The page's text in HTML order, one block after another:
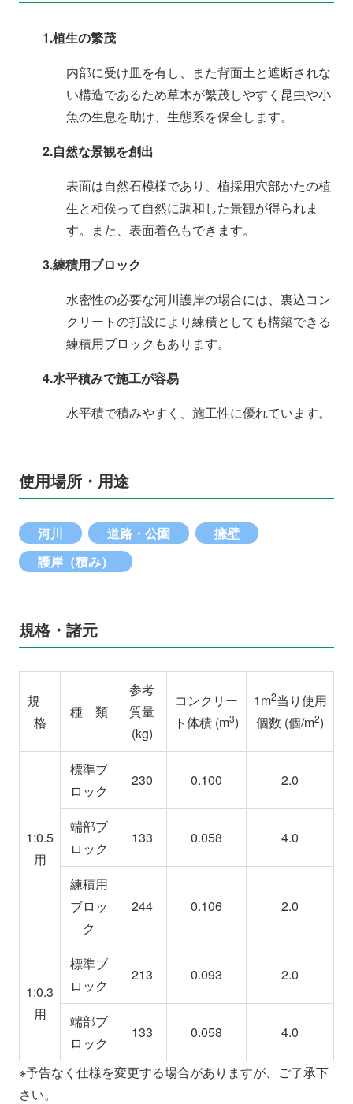
1.植生の繁茂
内部に受け皿を有し、また背面土と遮断されな
い構造であるため草木が繁茂しやすく昆虫や小
魚の生息を助け、生態系を保全します。
2.自然な景観を創出
表面は自然石模様であり、植採用穴部かたの植
生と相俟って自然に調和した景観が得られま
す。また、表面着色もできます。
3.練積用ブロック
水密性の必要な河川護岸の場合には、裏込コン
クリートの打設により練積としても構築できる
練積用ブロックもあります。
4.水平積みで施工が容易
水平積で積みやすく、施工性に優れています。
使用場所・用途
河川 道路・公園
擁壁
護岸（積み）
規格・諸元
規
格
種 類
参考
質量
(kg)
コンクリー
ト体積 (m3)
1m2当り使用
個数 (個/m2)
1:0.5
用
標準ブ
ロック
230 0.100 2.0
端部ブ
ロック
133 0.058 4.0
練積用
ブロッ
ク
244 0.106 2.0
1:0.3
用
標準ブ
ロック
213 0.093 2.0
端部ブ
ロック
133 0.058 4.0
※予告なく仕様を変更する場合がありますが、ご了承下
さい。